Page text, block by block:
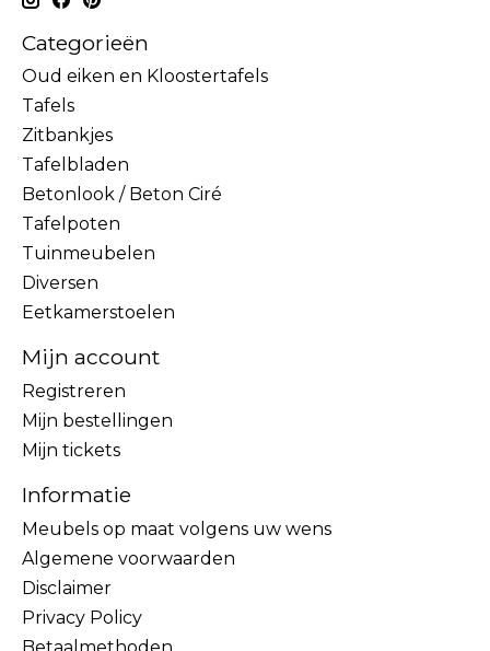
Categorieën
Oud eiken en Kloostertafels
Tafels
Zitbankjes
Tafelbladen
Betonlook / Beton Ciré
Tafelpoten
Tuinmeubelen
Diversen
Eetkamerstoelen
Mijn account
Registreren
Mijn bestellingen
Mijn tickets
Informatie
Meubels op maat volgens uw wens
Algemene voorwaarden
Disclaimer
Privacy Policy
Betaalmethoden